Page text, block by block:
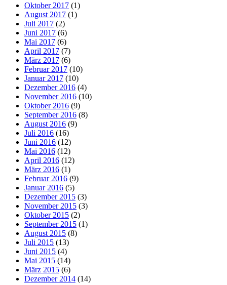
Oktober 2017 (1)
August 2017 (1)
Juli 2017 (2)
Juni 2017 (6)
Mai 2017 (6)
April 2017 (7)
März 2017 (6)
Februar 2017 (10)
Januar 2017 (10)
Dezember 2016 (4)
November 2016 (10)
Oktober 2016 (9)
September 2016 (8)
August 2016 (9)
Juli 2016 (16)
Juni 2016 (12)
Mai 2016 (12)
April 2016 (12)
März 2016 (1)
Februar 2016 (9)
Januar 2016 (5)
Dezember 2015 (3)
November 2015 (3)
Oktober 2015 (2)
September 2015 (1)
August 2015 (8)
Juli 2015 (13)
Juni 2015 (4)
Mai 2015 (14)
März 2015 (6)
Dezember 2014 (14)